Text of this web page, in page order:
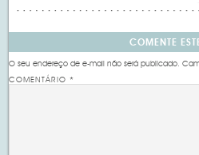
COMENTE
O seu endereço de e-mail não será publicado.
COMENTÁRIO*